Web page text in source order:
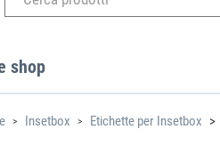
shop
Insetbox Etichette per Insetbox